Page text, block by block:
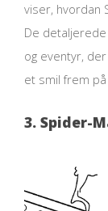
viser, hvordan
De
og eventyr,
et smil frem
3. Spider-